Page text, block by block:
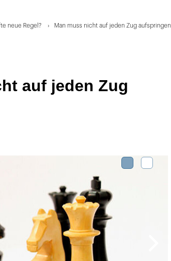
neue Regel? Man muss nicht auf jeden Zug aufspringen
auf jeden Zug